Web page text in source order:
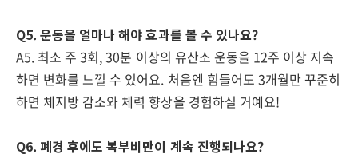
Q5. 운동을 얼마나 해야 효과를 볼 수 있나요?
A5. 최소 주 3회, 30분 이상의 유산소 운동을 12주 이상 지속
하면 변화를 느낄 수 있어요. 처음엔 힘들어도 3개월만 꾸준히
하면 체지방 감소와 체력 향상을 경험하실 거예요!
Q6. 폐경 후에도 복부비만이 계속 진행되나요?